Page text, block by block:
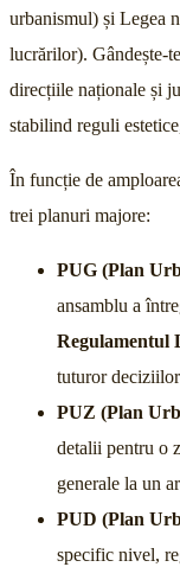
urbanismul) și Legea
lucrărilor). Gândește-
direcțiile naționale și
stabilind reguli
În funcție de
trei planuri majore:
PUG (Plan
ansamblu a
Regulamentul
tuturor
PUZ (Plan
detalii pentru o
generale la un
PUD (Plan
specific nivel,